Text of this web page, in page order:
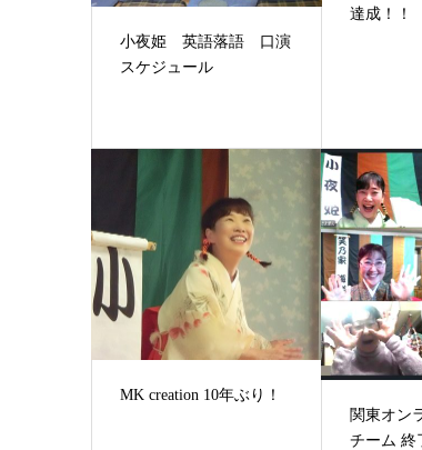
小夜姫 英語落語 口演
スケジュール
達成！！
MK creation 10年ぶり！
関東オン
チーム 終